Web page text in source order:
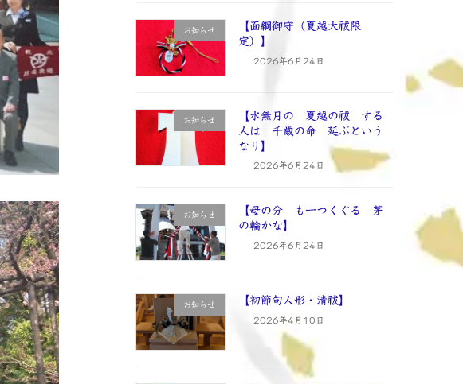
お知らせ
【面綱御守（夏越大祓限
定）】
2026年6月24日
お知らせ
【水無月の 夏越の祓 する
人は 千歳の命 延ぶという
なり】
2026年6月24日
お知らせ
【母の分 も一つくぐる 茅
の輪かな】
2026年6月24日
お知らせ 【初節句人形・清祓】
2026年4月10日